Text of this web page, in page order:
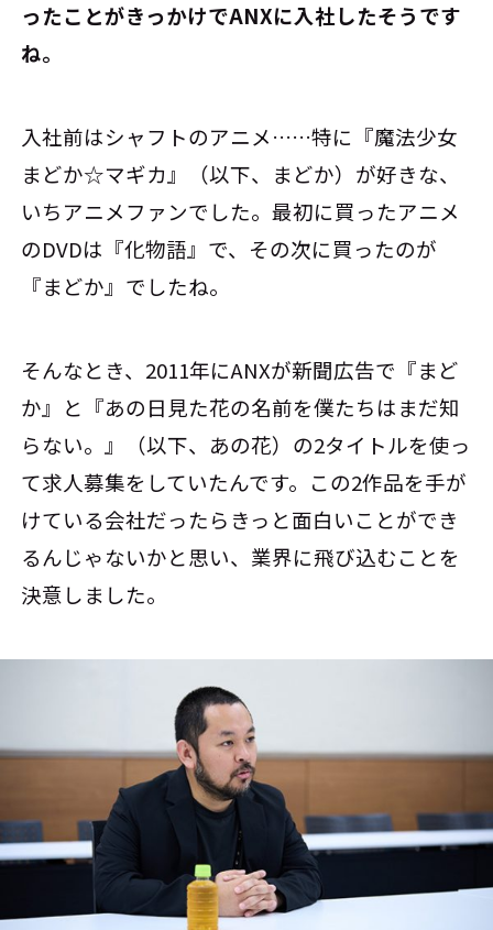
ったことがきっかけでANXに入社したそうです
ね。
入社前はシャフトのアニメ……特に『魔法少女
まどか☆マギカ』（以下、まどか）が好きな、
いちアニメファンでした。最初に買ったアニメ
のDVDは『化物語』で、その次に買ったのが
『まどか』でしたね。
そんなとき、2011年にANXが新聞広告で『まど
か』と『あの日見た花の名前を僕たちはまだ知
らない。』（以下、あの花）の2タイトルを使っ
て求人募集をしていたんです。この2作品を手が
けている会社だったらきっと面白いことができ
るんじゃないかと思い、業界に飛び込むことを
決意しました。